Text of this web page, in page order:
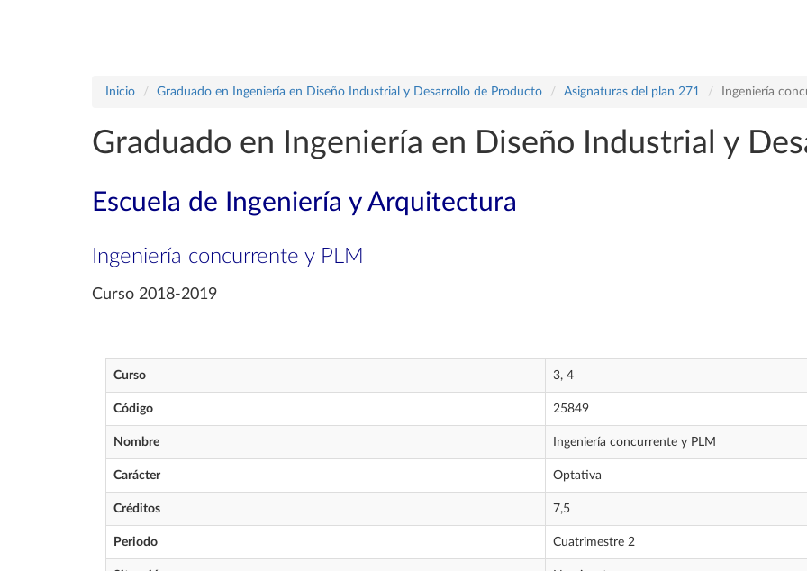
Inicio Graduado en Ingeniería en Diseño Industrial y Desarrollo de Producto Asignaturas del plan 271 Ingeniería
Graduado en Ingeniería en Diseño Industrial y
Escuela de Ingeniería y Arquitectura
Ingeniería concurrente y PLM
Curso 2018-2019
Curso 3, 4
Código 25849
Nombre Ingeniería concurrente y PLM
Carácter Optativa
Créditos 7,5
Periodo Cuatrimestre 2